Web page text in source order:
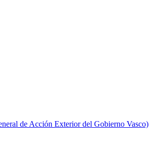
de Acción Exterior del Gobierno Vasco)